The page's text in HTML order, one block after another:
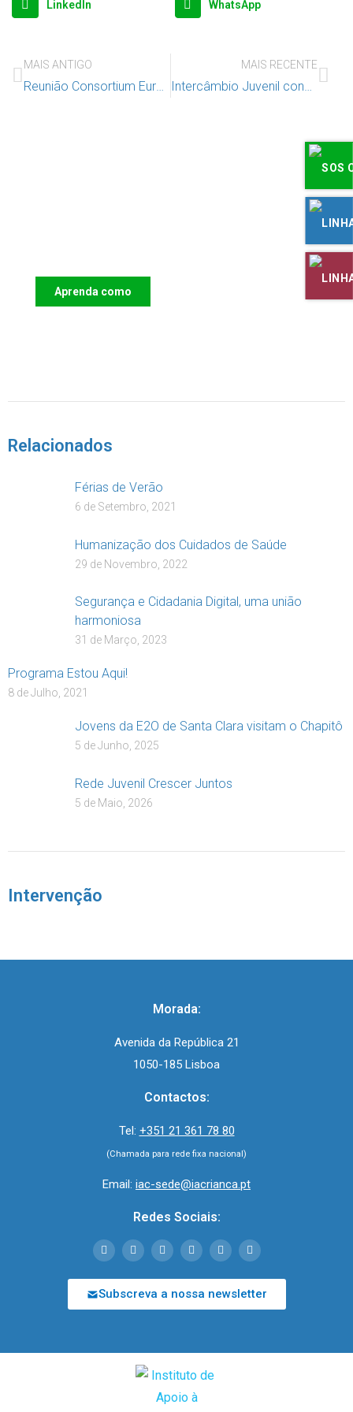
LinkedIn WhatsApp
MAIS ANTIGO
Reunião Consortium Europeu RADAR
MAIS RECENTE
Intercâmbio Juvenil concelhio promove debate sobre os Direitos da Criança em ambiente digital
Aprenda como
Relacionados
Férias de Verão
6 de Setembro, 2021
Humanização dos Cuidados de Saúde
29 de Novembro, 2022
Segurança e Cidadania Digital, uma união
harmoniosa
31 de Março, 2023
Programa Estou Aqui!
8 de Julho, 2021
Jovens da E2O de Santa Clara visitam o Chapitô
5 de Junho, 2025
Rede Juvenil Crescer Juntos
5 de Maio, 2026
Intervenção
Morada:
Avenida da República 21
1050-185 Lisboa
Contactos:
Tel: +351 21 361 78 80
(Chamada para rede fixa nacional)
Email: iac-sede@iacrianca.pt
Redes Sociais:
Subscreva a nossa newsletter